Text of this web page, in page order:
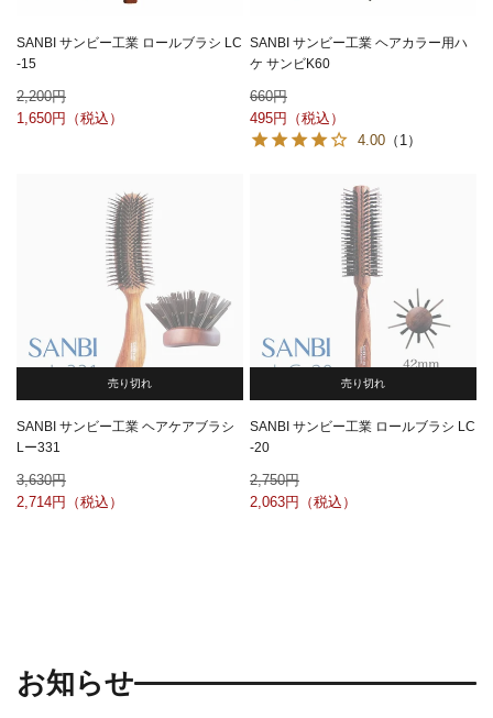
SANBI サンビー工業 ロールブラシ LC
-15
2,200
1,650
SANBI サンビー工業 ヘアカラー用ハ
ケ サンビK60
660
495
4.00 （1）
売り切れ
SANBI サンビー工業 ヘアケアブラシ
Lー331
3,630
2,714
売り切れ
SANBI サンビー工業 ロールブラシ LC
-20
2,750
2,063
お知らせ